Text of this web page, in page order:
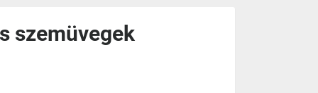
szemüvegek